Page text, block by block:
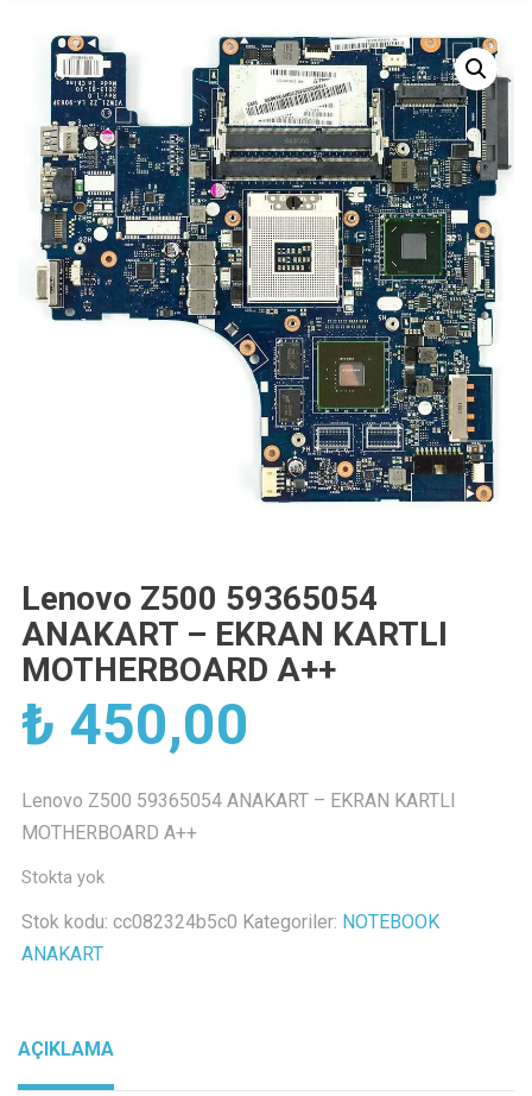
Lenovo Z500 59365054
ANAKART – EKRAN KARTLI
MOTHERBOARD A++
₺ 450,00
Lenovo Z500 59365054 ANAKART – EKRAN KARTLI
MOTHERBOARD A++
Stokta yok
Stok kodu: cc082324b5c0 Kategoriler: NOTEBOOK
ANAKART
AÇIKLAMA